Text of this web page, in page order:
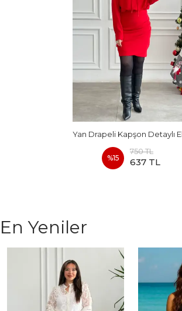
%15
750 TL
637 TL
En Yeniler